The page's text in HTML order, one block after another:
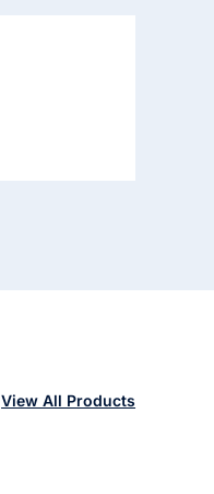
View All Products